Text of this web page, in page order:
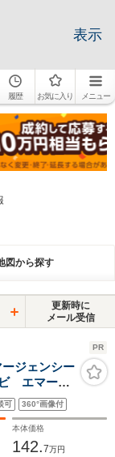
表示
履歴 お気に入り メニュー
図から探す
更新時に
メール受信
PR
ジェンシー
エマージ
ックドア
ロール ビ
ール 純正
可 360°画像付
本体価格
142.7万円